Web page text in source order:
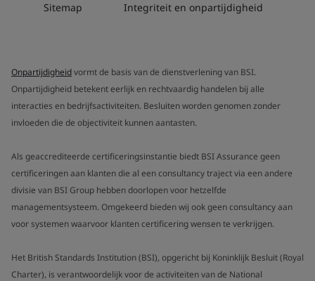
Sitemap Integriteit en onpartijdigheid
Onpartijdigheidvormt de basis van de dienstverlening van BSI.
Onpartijdigheid betekent eerlijk en rechtvaardig handelen bij alle
interacties en bedrijfsactiviteiten. Besluiten worden genomen zonder
invloeden die de objectiviteit kunnen aantasten.
Als geaccrediteerde certificeringsinstantie biedt BSI Assurance geen
certificeringen aan klanten die al een consultancy traject via een andere
divisie van BSI Group hebben doorlopen voor hetzelfde
managementsysteem. Omgekeerd bieden wij ook geen consultancy aan
voor systemen waarvoor klanten certificering wensen te verkrijgen.
Het British Standards Institution (BSI), opgericht bij Koninklijk Besluit (Royal
Charter), is verantwoordelijk voor de activiteiten van de National